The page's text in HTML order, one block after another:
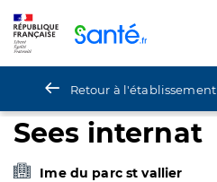
Retour à l'établissement
Sees internat
Ime du parc st vallier